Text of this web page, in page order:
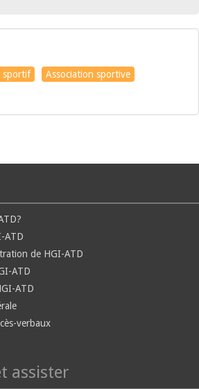
sportif
Association sportive
ATD
de HGI-ATD
ATD
ATD
verbaux
assister